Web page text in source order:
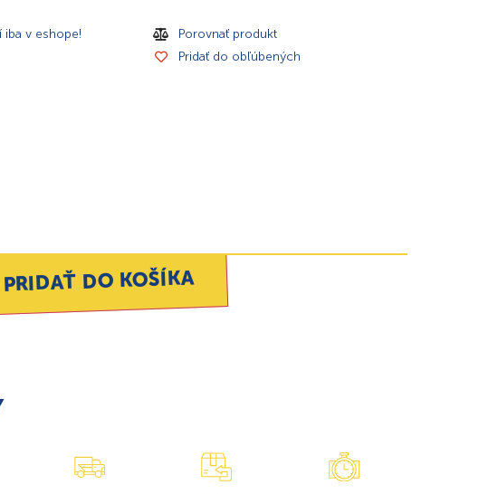
iba v eshope!
Porovnať produkt
Pridať do obľúbených
PRIDAŤ DO KOŠÍKA